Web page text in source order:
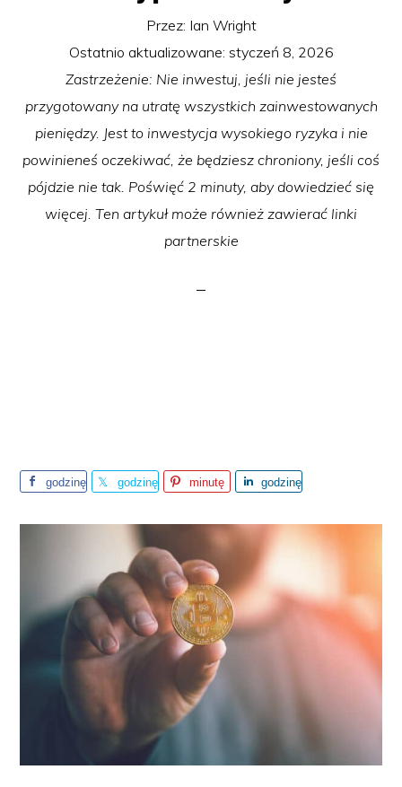
Przez: Ian Wright
Ostatnio aktualizowane: styczeń 8, 2026
Zastrzeżenie: Nie inwestuj, jeśli nie jesteś
przygotowany na utratę wszystkich zainwestowanych
pieniędzy. Jest to inwestycja wysokiego ryzyka i nie
powinieneś oczekiwać, że będziesz chroniony, jeśli coś
pójdzie nie tak. Poświęć 2 minuty, aby dowiedzieć się
więcej. Ten artykuł może również zawierać linki
partnerskie
godzinę
godzinę
minutę
godzinę